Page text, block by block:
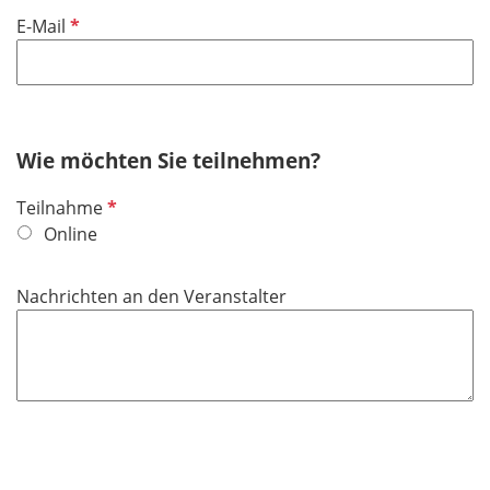
e
d
E-Mail P
l
h
f
e
d
Wie möchten Sie teilnehmen?
TeilnahmeP
c
Online
Nachrichten an den Veranstalter